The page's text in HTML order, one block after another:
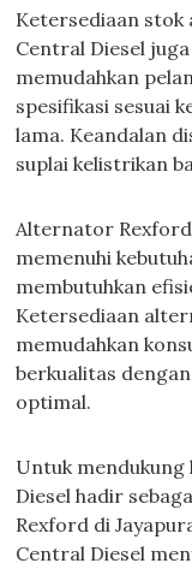
Ketersediaan stok
Central Diesel
memudahkan
spesifikasi sesuai
lama. Keandalan
suplai kelistrikan
Alternator
memenuhi
membutuhkan
Ketersediaan
memudahkan
berkualitas
optimal.
Untuk
Diesel hadir
Rexford di
Central Diesel